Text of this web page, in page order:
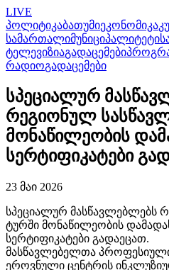
LIVE
პოლიტიკაბათუმიეკონომიკა
სამართალიმუნიციპალიტეტი
ტელევიზიაგადაცემები
რადიოგადაცემები
სპეციალურ
რეგიონულ
მონაწილეობის
სერტიფიკატები
23 მაი 2026
სპეციალურ მასწავლებლებს
ტურში მონაწილეობის
სერტიფიკატები გადაეცათ.
მასწავლებელთა
ეროვნული ცენტრის